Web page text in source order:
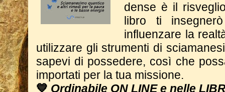
dense è il
libro ti
influenzare la
utilizzare gli strumenti di
sapevi di possedere, così che
importati per la tua missione.
💙 Ordinabile ON LINE e nelle